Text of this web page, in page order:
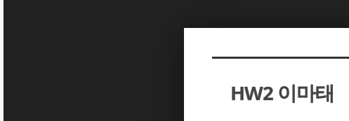
HW2 이마태
Sketchbook5, 스케치북5
Sketchbook5, 스케치북5